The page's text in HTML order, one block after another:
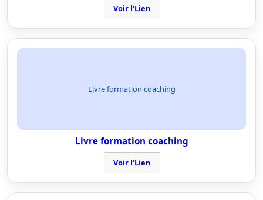
Voir l'Lien
Livre formation coaching
Livre formation coaching
Voir l'Lien